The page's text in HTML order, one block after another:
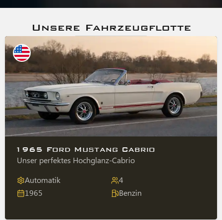
Unsere Fahrzeugflotte
1965 Ford Mustang Cabrio
Unser perfektes Hochglanz-Cabrio
Automatik
4
1965
Benzin